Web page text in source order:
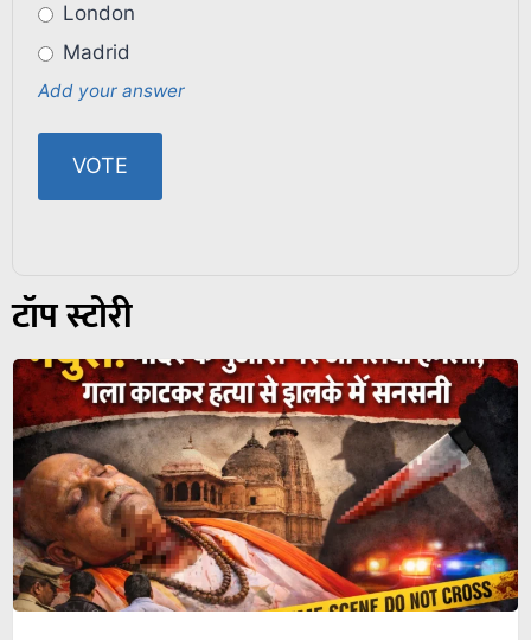
London
Madrid
Add your answer
टॉप स्टोरी